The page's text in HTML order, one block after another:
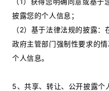
披露您的个人信息；
（2）基于法律法规的披露
政府主管部门强制性要求的
个人信息。
5、共享、转让、公开披露个